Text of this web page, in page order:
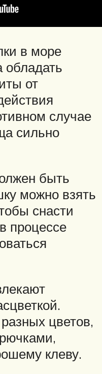
в море
обладать
от
случае
сильно
быть
можно взять
снасти
процессе
цветов,
клеву.